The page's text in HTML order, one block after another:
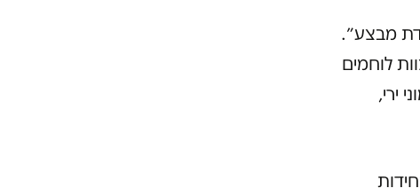
מבצע״.
לוחמים
ירי,